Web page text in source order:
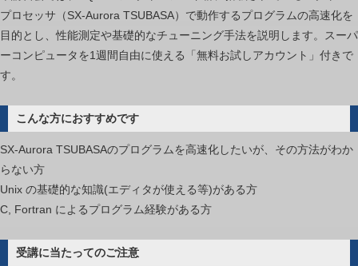
ン
グ
入
プロセッサ（SX-Aurora TSUBASA）で動作するプログラムの高速化を
目的とし、性能測定や基礎的なチューニング手法を説明します。スーパ
ーコンピュータを1週間自由に使える「無料お試しアカウント」付きで
す。
こんな方におすすめです
SX-Aurora TSUBASAのプログラムを高速化したいが、その方法がわか
らない方
Unix の基礎的な知識(エディタが使える等)がある方
C, Fortran によるプログラム経験がある方
受講に当たってのご注意